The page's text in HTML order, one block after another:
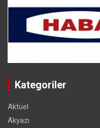
Kategoriler
Aktüel
Akyazı